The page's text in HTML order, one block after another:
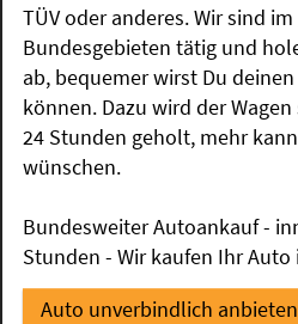
TÜV oder anderes. Wir sind
Bundesgebieten tätig und
ab, bequemer wirst Du
können. Dazu wird der
24 Stunden geholt, mehr
wünschen.
Bundesweiter Autoankauf -
Stunden - Wir kaufen Ihr
Auto unverbindlich